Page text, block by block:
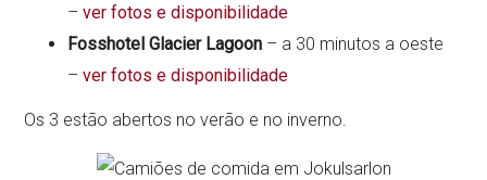
–ver fotos e disponibilidade
Fosshotel Glacier Lagoon – a 30 minutos a oeste
–ver fotos e disponibilidade
Os 3 estão abertos no verão e no inverno.